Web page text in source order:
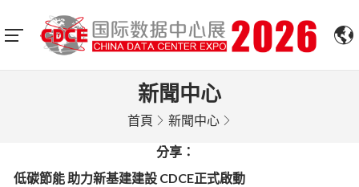
新聞中心
首頁 新聞中心
分享：
低碳節能 助力新基建建設 CDCE正式啟動